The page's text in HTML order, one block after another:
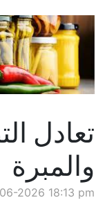
تعادل
والمبرة
2026 18:13 pm